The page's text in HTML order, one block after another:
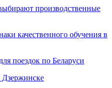
производственные
качественного обучения в
поездок по Беларуси
Дзержинске